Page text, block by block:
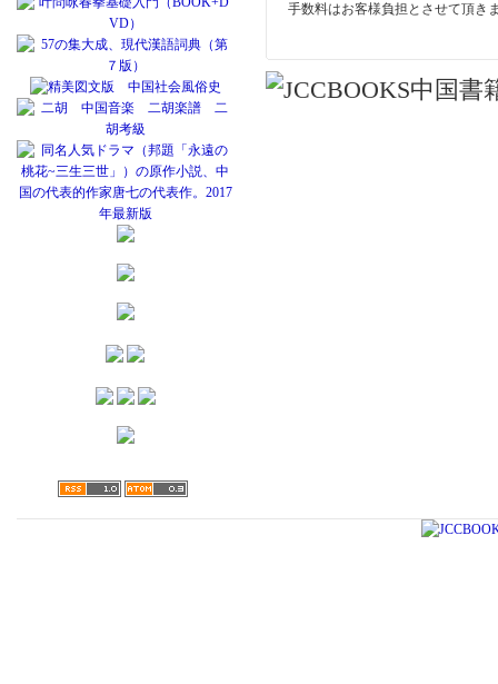
手数料はお客様負担とさせて頂き